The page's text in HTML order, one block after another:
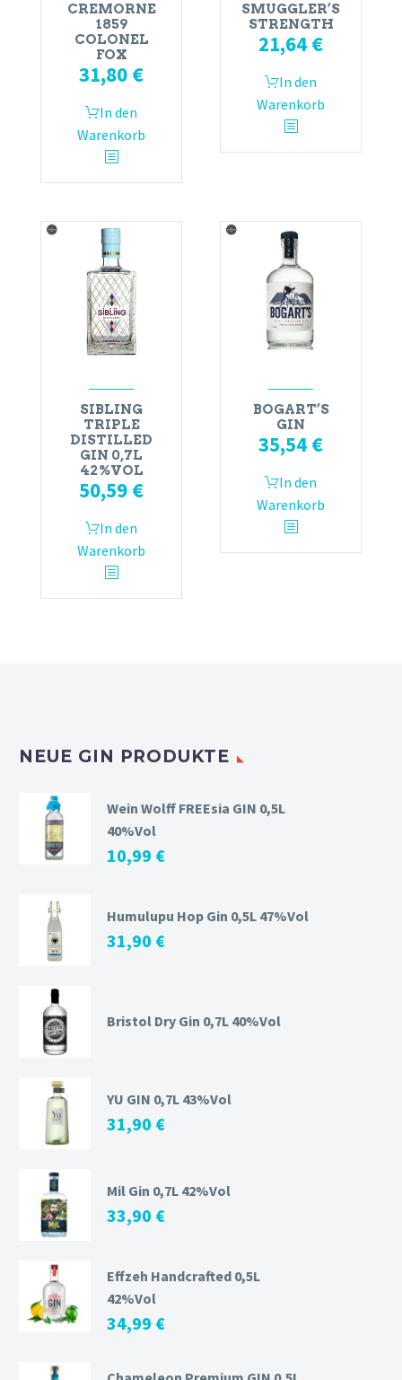
CREMORNE
1859
COLONEL
FOX
31,80 €
In den
Warenkorb
SMUGGLER’S
STRENGTH
21,64 €
In den
Warenkorb
SIBLING
TRIPLE
DISTILLED
GIN 0,7L
42%VOL
50,59 €
In den
Warenkorb
BOGART’S
GIN
35,54 €
In den
Warenkorb
NEUE GIN PRODUKTE
Wein Wolff FREEsia GIN 0,5L
40%Vol
10,99 €
Humulupu Hop Gin 0,5L 47%Vol
31,90 €
Bristol Dry Gin 0,7L 40%Vol
YU GIN 0,7L 43%Vol
31,90 €
Mil Gin 0,7L 42%Vol
33,90 €
Effzeh Handcrafted 0,5L
42%Vol
34,99 €